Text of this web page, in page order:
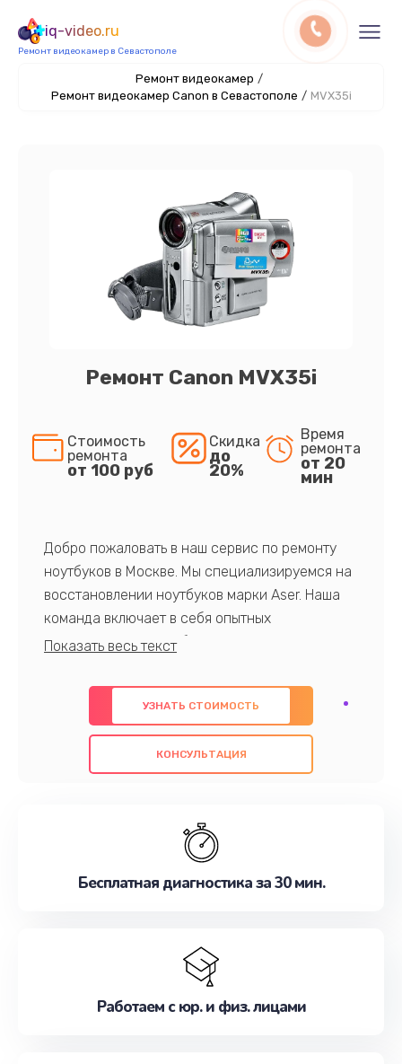
iq-video.ru
Ремонт видеокамер в Севастополе
Ремонт видеокамер /
Ремонт видеокамер Canon в Севастополе / MVX35i
Ремонт Canon MVX35i
Стоимость
ремонта
от 100 руб
Скидка
до
20%
Время
ремонта
от 20
мин
Добро пожаловать в наш сервис по ремонту
ноутбуков в Москве. Мы специализируемся на
восстановлении ноутбуков марки Aser. Наша
команда включает в себя опытных
профессионалов с обширными знаниями и
предлагаем быстрый и качественный ремонт с
использованием оригинальных компонентов, а
также гарантируем качество всех
проведенных работ. Наша цель - предоставить
наилучшим образом. Не медлите записаться на
УЗНАТЬ СТОИМОСТЬ
КОНСУЛЬТАЦИЯ
Бесплатная диагностика за 30 мин.
Работаем с юр. и физ. лицами